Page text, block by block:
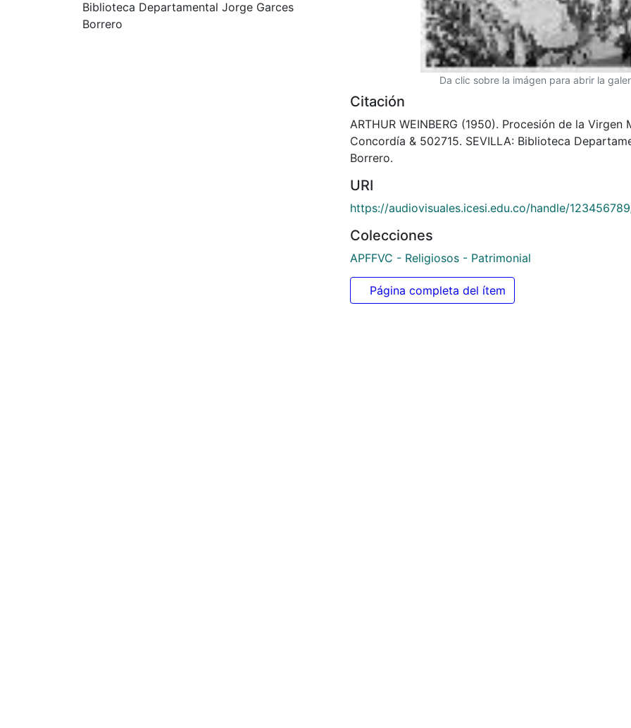
Biblioteca Departamental Jorge Garces
Borrero
Da clic sobre la imágen para abrir la
Citación
ARTHUR WEINBERG (1950). Procesión de la Virgen
Concordía & 502715. SEVILLA: Biblioteca
Borrero.
URI
https://audiovisuales.icesi.edu.co/handle/
Colecciones
APFFVC - Religiosos - Patrimonial
Página completa del ítem